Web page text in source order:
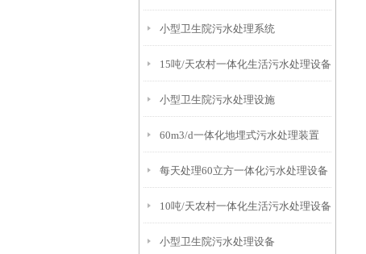
小型卫生院污水处理系统
15吨/天农村一体化生活污水处理设备
小型卫生院污水处理设施
60m3/d一体化地埋式污水处理装置
每天处理60立方一体化污水处理设备
10吨/天农村一体化生活污水处理设备
小型卫生院污水处理设备